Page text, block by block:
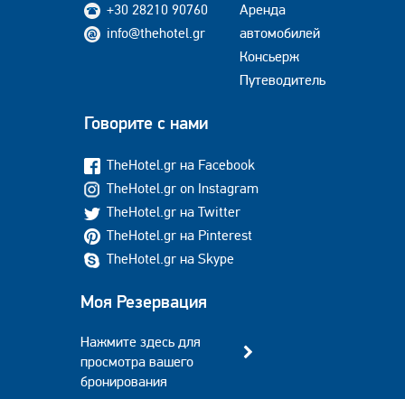
+30 28210 90760
info@thehotel.gr
Аренда
автомобилей
Консьерж
Путеводитель
Говорите с нами
TheHotel.gr на Facebook
TheHotel.gr on Instagram
TheHotel.gr на Twitter
TheHotel.gr на Pinterest
TheHotel.gr на Skype
Моя Резервация
Нажмите здесь для
просмотра вашего
бронирования